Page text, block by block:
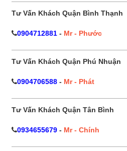
Tư Vấn Khách Quận Bình Thạnh
0904712881 - Mr - Phước
Tư Vấn Khách Quận Phú Nhuận
0904706588 - Mr - Phát
Tư Vấn Khách Quận Tân Bình
0934655679 - Mr - Chính